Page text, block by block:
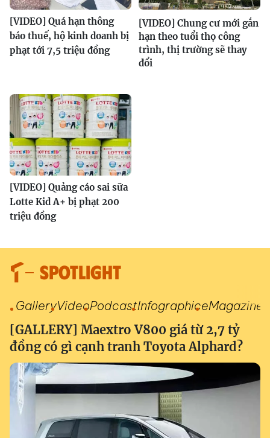
[VIDEO] Quá hạn thông
báo thuế, hộ kinh doanh bị
phạt tới 7,5 triệu đồng
[VIDEO] Chung cư mới gắn
hạn theo tuổi thọ công
trình, thị trường sẽ thay
đổi
[VIDEO] Quảng cáo sai sữa
Lotte Kid A+ bị phạt 200
triệu đồng
SPOTLIGHT
GalleryVideoPodcastInfographiceMagazine
[GALLERY] Maextro V800 giá từ 2,7 tỷ
đồng có gì cạnh tranh Toyota Alphard?